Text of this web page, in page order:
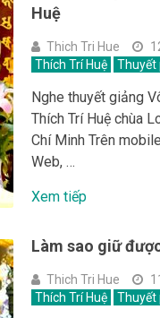
Huệ
Thich Tri Hue
Thích Trí Huệ
Thuyết
Nghe thuyết giảng
Thích Trí Huệ chùa
Chí Minh Trên
Web, …
Xem tiếp
Làm sao giữ
Thich Tri Hue
Thích Trí Huệ
Thuyết